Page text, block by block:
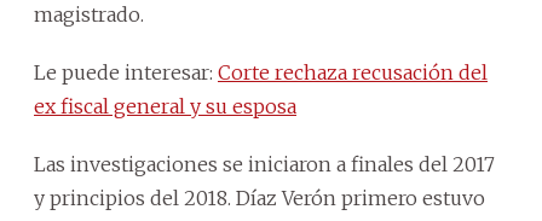
magistrado.
Le puede interesar: Corte rechaza recusación del
ex fiscal general y su esposa
Las investigaciones se iniciaron a finales del 2017
y principios del 2018. Díaz Verón primero estuvo